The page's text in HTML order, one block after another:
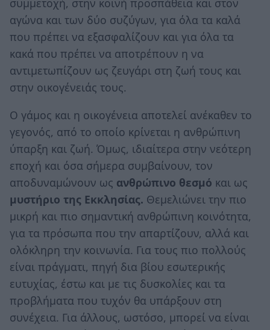
συμμετοχή, στην κοινή προσπάθεια και στον
αγώνα και των δύο συζύγων, για όλα τα καλά
που πρέπει να εξασφαλίζουν και για όλα τα
κακά που πρέπει να αποτρέπουν η να
αντιμετωπίζουν ως ζευγάρι στη ζωή τους και
στην οικογένειάς τους.
Ο γάμος και η οικογένεια αποτελεί ανέκαθεν το
γεγονός, από το οποίο κρίνεται η ανθρώπινη
ύπαρξη και ζωή. Όμως, ιδιαίτερα στην νεότερη
εποχή και όσα σήμερα συμβαίνουν, τον
αποδυναμώνουν ως ανθρώπινο θεσμό και ως
μυστήριο της Εκκλησίας. Θεμελιώνει την πιο
μικρή και πιο σημαντική ανθρώπινη κοινότητα,
για τα πρόσωπα που την απαρτίζουν, αλλά και
ολόκληρη την κοινωνία. Για τους πιο πολλούς
είναι πράγματι, πηγή δια βίου εσωτερικής
ευτυχίας, έστω και με τις δυσκολίες και τα
προβλήματα που τυχόν θα υπάρξουν στη
συνέχεια. Για άλλους, ωστόσο, μπορεί να είναι